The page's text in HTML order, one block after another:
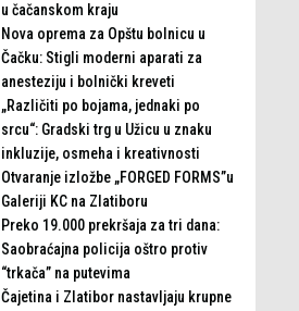
u čačanskom kraju
Nova oprema za Opštu bolnicu u
Čačku: Stigli moderni aparati za
anesteziju i bolnički kreveti
„Različiti po bojama, jednaki po
srcu“: Gradski trg u Užicu u znaku
inkluzije, osmeha i kreativnosti
Otvaranje izložbe „FORGED FORMS”u
Galeriji KC na Zlatiboru
Preko 19.000 prekršaja za tri dana:
Saobraćajna policija oštro protiv
“trkača” na putevima
Čajetina i Zlatibor nastavljaju krupne